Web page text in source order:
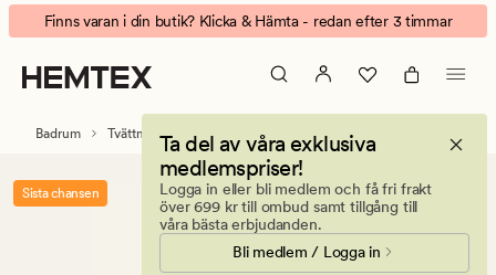
LA\VIE
citrongräs
diskmedel
brun
Animerad
banner.
Klicka
på
att
pausa.
Finns varan i din butik? Klicka & Hämta - redan efter 3 timmar
Ta del av våra exklusiva
medlemspriser!
Logga in eller bli medlem och få fri frakt
över 699 kr till ombud samt tillgång till
våra bästa erbjudanden.
Bli medlem / Logga in
Badrum Tvättmedel
Sista chansen